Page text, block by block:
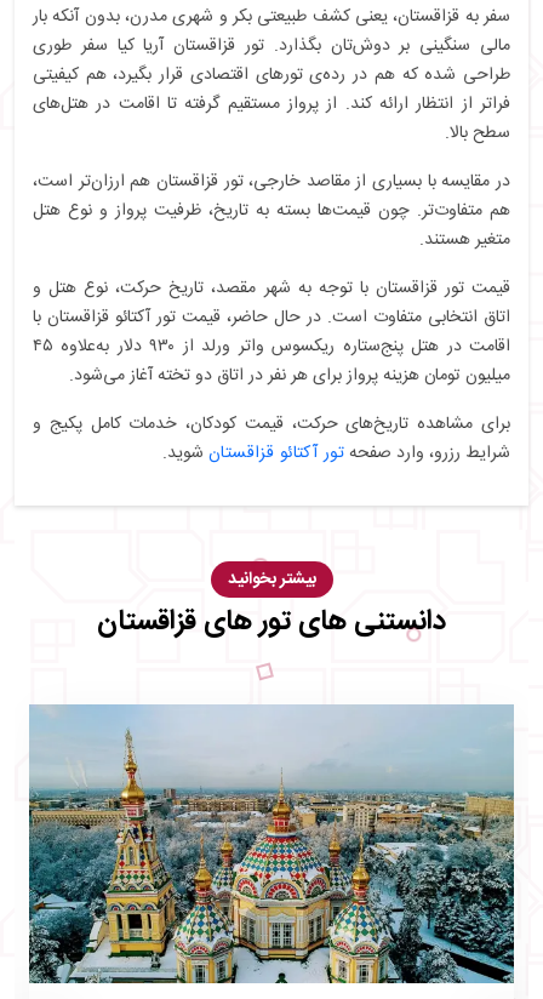
سفر به قزاقستان، یعنی کشف طبیعتی بکر و شهری مدرن، بدون آنکه بار
مالی سنگینی بر دوش‌تان بگذارد. تور قزاقستان آریا کیا سفر طوری
طراحی شده که هم در رده‌ی تورهای اقتصادی قرار بگیرد، هم کیفیتی
فراتر از انتظار ارائه کند. از پرواز مستقیم گرفته تا اقامت در هتل‌های
سطح بالا.
در مقایسه با بسیاری از مقاصد خارجی، تور قزاقستان هم ارزان‌تر است،
هم متفاوت‌تر. چون قیمت‌ها بسته به تاریخ، ظرفیت پرواز و نوع هتل
متغیر هستند.
قیمت تور قزاقستان با توجه به شهر مقصد، تاریخ حرکت، نوع هتل و
اتاق انتخابی متفاوت است. در حال حاضر، قیمت تور آکتائو قزاقستان با
اقامت در هتل پنج‌ستاره ریکسوس واتر ورلد از ۹۳۰ دلار به‌علاوه ۴۵
میلیون تومان هزینه پرواز برای هر نفر در اتاق دو تخته آغاز می‌شود.
برای مشاهده تاریخ‌های حرکت، قیمت کودکان، خدمات کامل پکیج و
شرایط رزرو، وارد صفحهتور آکتائو قزاقستان شوید.
بیشتر بخوانید
دانستنی های تور های قزاقستان